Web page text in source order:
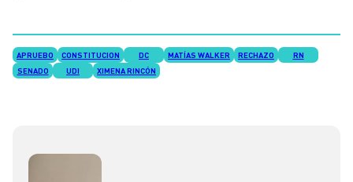
APRUEBO CONSTITUCION DC MATÍAS WALKER RECHAZO
RN
SENADO
UDI XIMENA RINCÓN